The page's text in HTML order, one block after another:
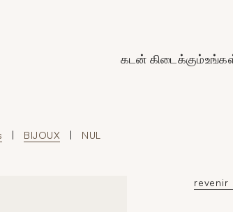
de Crédit Municipal de Paris
கடன் கிடைக்கும்
| BIJOUX | NUL
revenir